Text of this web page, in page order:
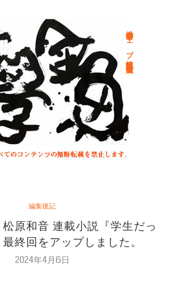
総合文学ウェブ情報誌 文学金魚
編集後記
松原和音 連載小説『学生だっ
終回をアップしました。
2024年4月6日